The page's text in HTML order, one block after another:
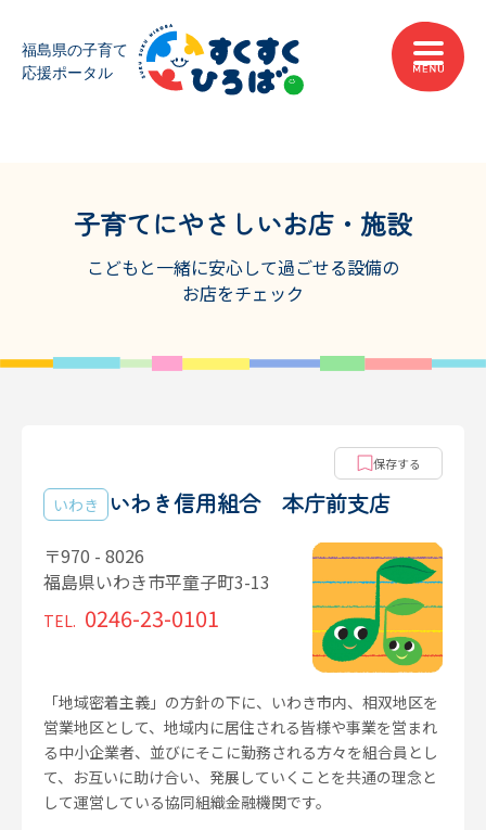
子育てにやさしいお店・施設
こどもと一緒に安心して過ごせる設備の
お店をチェック
保存する
いわき いわき信用組合 本庁前支店
〒970 - 8026
福島県いわき市平童子町3-13
TEL. 0246-23-0101
「地域密着主義」の方針の下に、いわき市内、相双地区を
営業地区として、地域内に居住される皆様や事業を営まれ
る中小企業者、並びにそこに勤務される方々を組合員とし
て、お互いに助け合い、発展していくことを共通の理念と
して運営している協同組織金融機関です。